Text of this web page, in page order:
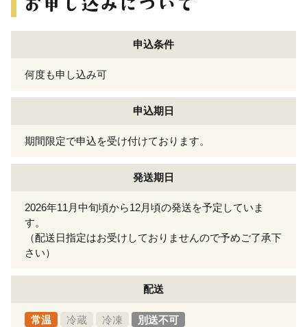
申込条件
何度も申し込み可
申込期日
期間限定で申込を受け付けております。
発送期日
2026年11月中旬頃から12月頃の発送を予定していま
す。
（配送日指定はお受けしておりませんので予めご了承下
さい）
配送
常温 冷蔵 冷凍 別送不可